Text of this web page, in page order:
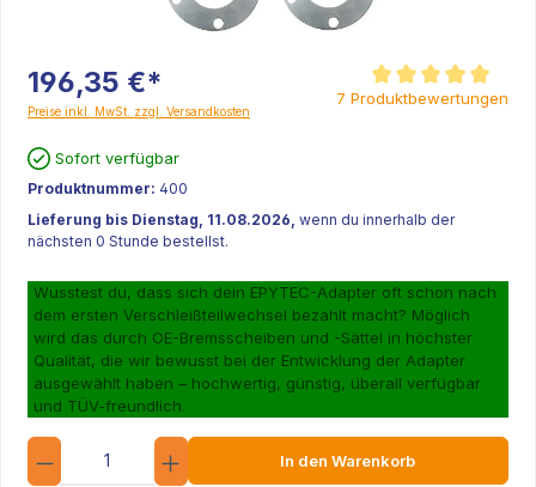
196,35 €*
Preise inkl. MwSt. zzgl. Versandkosten
Durchschnittliche
7 Produktbewertungen
Sofort verfügbar
Produktnummer: 400
Lieferung bis Dienstag, 11.08.2026, wenn du innerhalb der
nächsten 0 Stunde bestellst.
Wusstest du, dass sich dein EPYTEC-Adapter oft schon nach
dem ersten Verschleißteilwechsel bezahlt macht? Möglich
wird das durch OE-Bremsscheiben und -Sättel in höchster
Qualität, die wir bewusst bei der Entwicklung der Adapter
ausgewählt haben – hochwertig, günstig, überall verfügbar
und TÜV-freundlich.
Anzahl
In den Warenkorb